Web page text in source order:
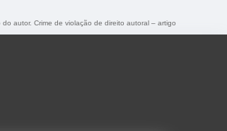
autor. Crime de violação de direito autoral – artigo